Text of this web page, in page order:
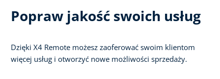
Popraw jakość swoich usług
Dzięki X4 Remote możesz zaoferować swoim klientom
więcej usług i otworzyć nowe możliwości sprzedaży.